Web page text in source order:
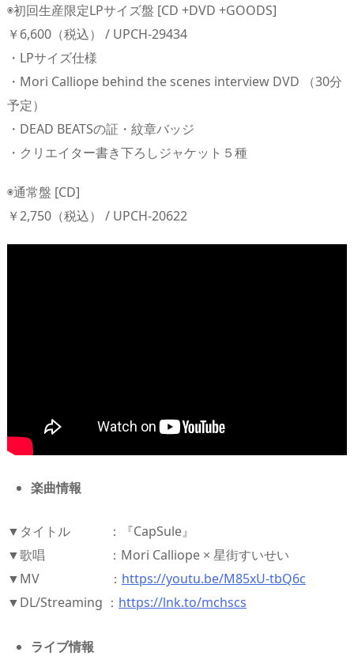
◉初回生産限定LPサイズ盤 [CD +DVD +GOODS]
￥6,600（税込） / UPCH-29434
・LPサイズ仕様
・Mori Calliope behind the scenes interview DVD （30分
予定）
・DEAD BEATSの証・紋章バッジ
・クリエイター書き下ろしジャケット５種
◉通常盤 [CD]
￥2,750（税込） / UPCH-20622
楽曲情報
▼タイトル ：『CapSule』
▼歌唱 ：Mori Calliope × 星街すいせい
▼MV ： https://youtu.be/M85xU-tbQ6c
▼DL/Streaming ： https://lnk.to/mchscs
ライブ情報